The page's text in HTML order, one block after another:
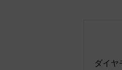
ダイヤ